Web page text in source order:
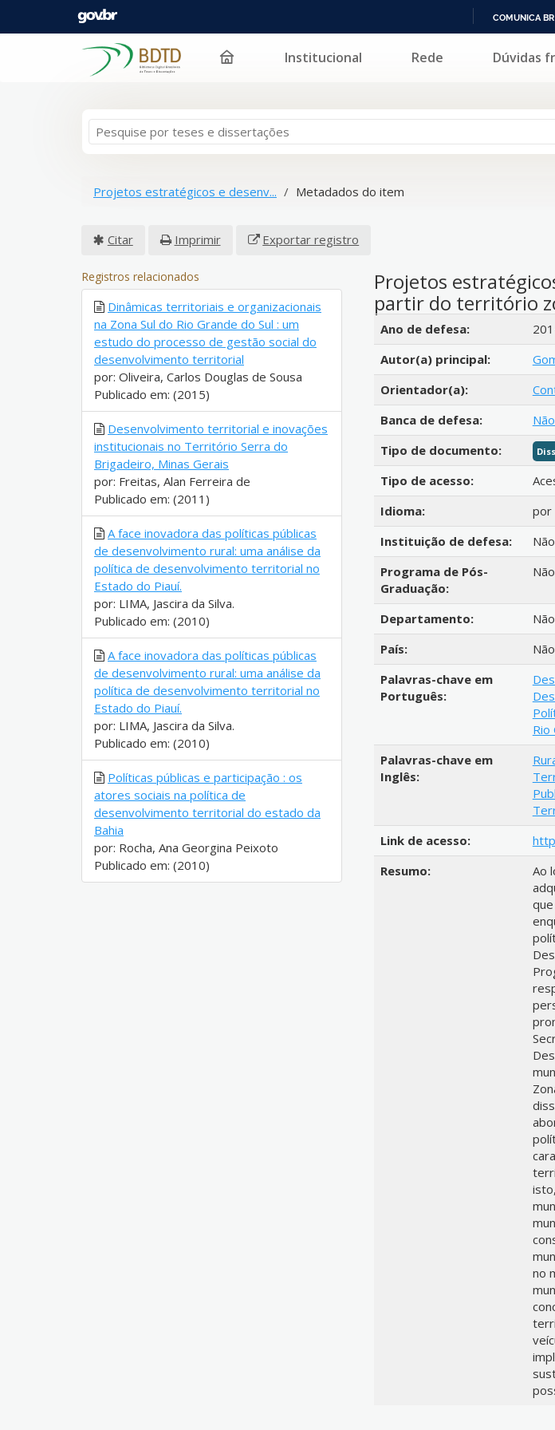
COMUNICA BR
Pular para o conteúdo Institucional Rede Dúvidas
Projetos estratégicos e desenv... Metadados do item
Citar Imprimir Exportar registro
Projetos
partir do território
Detalhes bibliográficos
Ano de defesa:
Autor(a) principal:
Orientador(a):
Banca de defesa:
Tipo de documento:
Tipo de acesso:
Idioma:
por
Instituição de defesa:
Programa de Pós-
Graduação:
Departamento:
País:
Palavras-chave em
Português:
Rio
Palavras-chave em
Inglês:
Link de acesso:
Resumo:
Ao
no
Registros relacionados
Dinâmicas territoriais e organizacionais
na Zona Sul do Rio Grande do Sul : um
estudo do processo de gestão social do
desenvolvimento territorial
por: Oliveira, Carlos Douglas de Sousa
Publicado em: (2015)
Desenvolvimento territorial e inovações
institucionais no Território Serra do
Brigadeiro, Minas Gerais
por: Freitas, Alan Ferreira de
Publicado em: (2011)
A face inovadora das políticas públicas
de desenvolvimento rural: uma análise da
política de desenvolvimento territorial no
Estado do Piauí.
por: LIMA, Jascira da Silva.
Publicado em: (2010)
A face inovadora das políticas públicas
de desenvolvimento rural: uma análise da
política de desenvolvimento territorial no
Estado do Piauí.
por: LIMA, Jascira da Silva.
Publicado em: (2010)
Políticas públicas e participação : os
atores sociais na política de
desenvolvimento territorial do estado da
Bahia
por: Rocha, Ana Georgina Peixoto
Publicado em: (2010)